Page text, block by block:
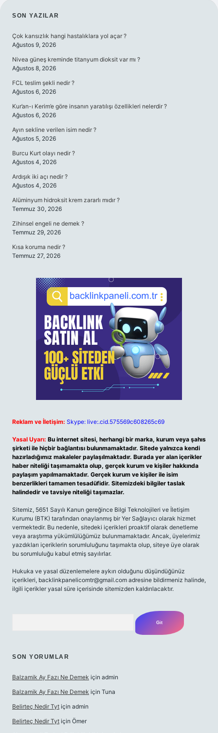
SIDEBAR
SON YAZILAR
Çok kansızlık hangi hastalıklara yol açar ?
Ağustos 9, 2026
Nivea güneş kreminde titanyum dioksit var mı ?
Ağustos 8, 2026
FCL teslim şekli nedir ?
Ağustos 6, 2026
Kur’an-ı Kerim’e göre insanın yaratılışı özellikleri nelerdir ?
Ağustos 6, 2026
Ayın sekline verilen isim nedir ?
Ağustos 5, 2026
Burcu Kurt olayı nedir ?
Ağustos 4, 2026
Ardışık iki açı nedir ?
Ağustos 4, 2026
Alüminyum hidroksit krem zararlı mıdır ?
Temmuz 30, 2026
Zihinsel engeli ne demek ?
Temmuz 29, 2026
Kısa koruma nedir ?
Temmuz 27, 2026
Reklam ve İletişim: Skype: live:.cid.575569c608265c69
Yasal Uyarı: Bu internet sitesi, herhangi bir marka, kurum veya şahıs
şirketi ile hiçbir bağlantısı bulunmamaktadır. Sitede yalnızca kendi
hazırladığımız makaleler paylaşılmaktadır. Burada yer alan içerikler
haber niteliği taşımamakta olup, gerçek kurum ve kişiler hakkında
paylaşım yapılmamaktadır. Gerçek kurum ve kişiler ile isim
benzerlikleri tamamen tesadüfidir. Sitemizdeki bilgiler taslak
halindedir ve tavsiye niteliği taşımazlar.
Sitemiz, 5651 Sayılı Kanun gereğince Bilgi Teknolojileri ve İletişim
Kurumu (BTK) tarafından onaylanmış bir Yer Sağlayıcı olarak hizmet
vermektedir. Bu nedenle, sitedeki içerikleri proaktif olarak denetleme
veya araştırma yükümlülüğümüz bulunmamaktadır. Ancak, üyelerimiz
yazdıkları içeriklerin sorumluluğunu taşımakta olup, siteye üye olarak
bu sorumluluğu kabul etmiş sayılırlar.
Hukuka ve yasal düzenlemelere aykırı olduğunu düşündüğünüz
içerikleri, backlinkpanelicomtr@gmail.com adresine bildirmeniz halinde,
ilgili içerikler yasal süre içerisinde sitemizden kaldırılacaktır.
SON YORUMLAR
Balzamik Ay Fazı Ne Demek için admin
Balzamik Ay Fazı Ne Demek için Tuna
Belirteç Nedir Tyt için admin
Belirteç Nedir Tyt için Ömer